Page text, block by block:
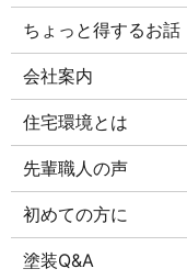
ちょっと得するお話
会社案内
住宅環境とは
先輩職人の声
初めての方に
塗装Q&A